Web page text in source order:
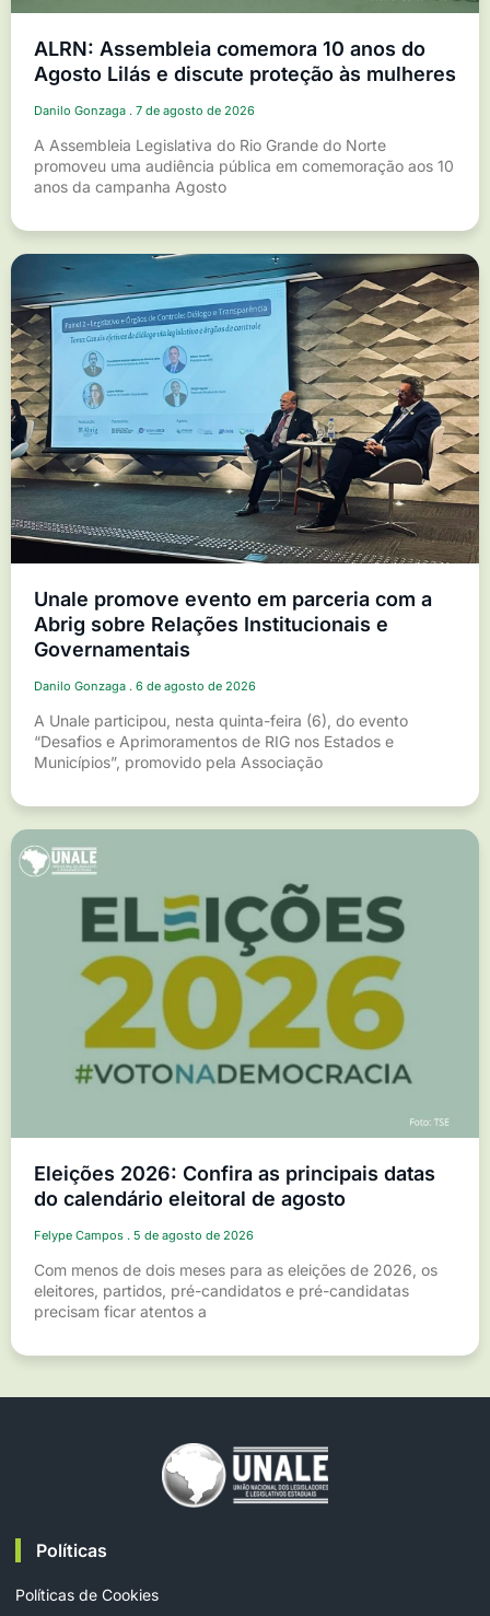
ALRN: Assembleia comemora 10 anos do
Agosto Lilás e discute proteção às mulheres
Danilo Gonzaga 7 de agosto de 2026
A Assembleia Legislativa do Rio Grande do Norte
promoveu uma audiência pública em comemoração aos 10
anos da campanha Agosto
Unale promove evento em parceria com a
Abrig sobre Relações Institucionais e
Governamentais
Danilo Gonzaga 6 de agosto de 2026
A Unale participou, nesta quinta-feira (6), do evento
“Desafios e Aprimoramentos de RIG nos Estados e
Municípios”, promovido pela Associação
Eleições 2026: Confira as principais datas
do calendário eleitoral de agosto
Felype Campos 5 de agosto de 2026
Com menos de dois meses para as eleições de 2026, os
eleitores, partidos, pré-candidatos e pré-candidatas
precisam ficar atentos a
Políticas
Políticas de Cookies